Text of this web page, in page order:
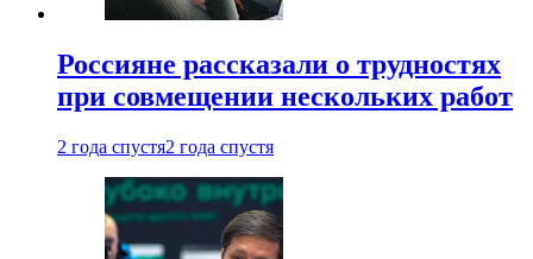
Россияне рассказали о трудностях
при совмещении нескольких работ
2 года спустя2 года спустя